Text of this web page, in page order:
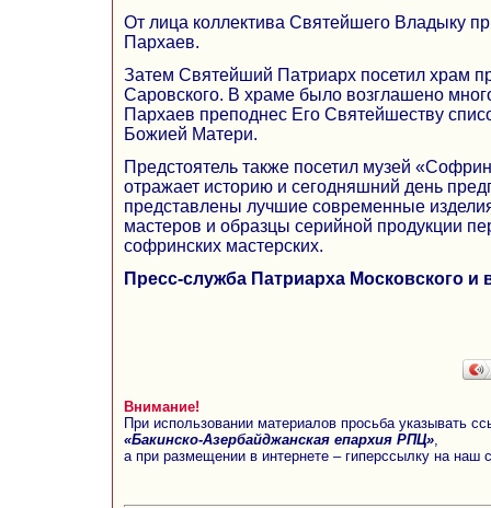
От лица коллектива Святейшего Владыку
Пархаев.
Затем Святейший Патриарх посетил храм
Саровского. В храме было возглашено
Пархаев преподнес Его Святейшеству
Божией Матери.
Предстоятель также посетил музей
отражает историю и сегодняшний день
представлены лучшие современные
мастеров и образцы серийной продукции
софринских мастерских.
Пресс-служба Патриарха Московского и
Внимание!
При использовании материалов просьба указывать
«Бакинско-Азербайджанская епархия РПЦ»
а при размещении в интернете – гиперссылку на наш